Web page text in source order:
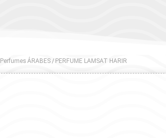
Perfumes ÁRABES/ PERFUME LAMSAT HARIR